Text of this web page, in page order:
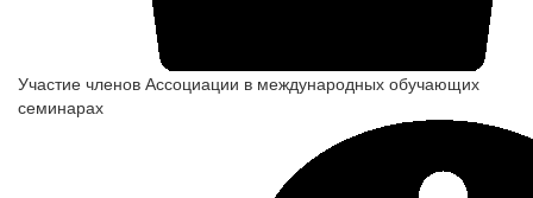
Участие членов Ассоциации в международных обучающих
семинарах